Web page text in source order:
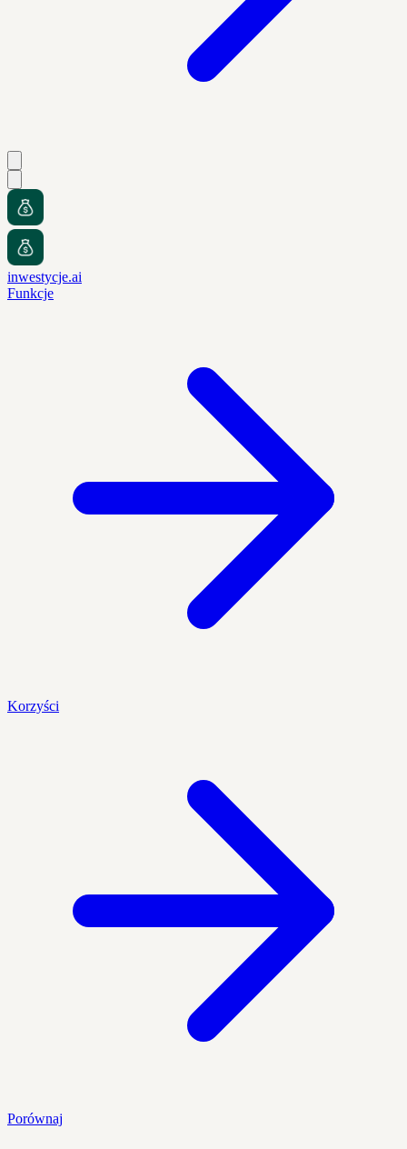
inwestycje.ai
Funkcje
Korzyści
Porównaj